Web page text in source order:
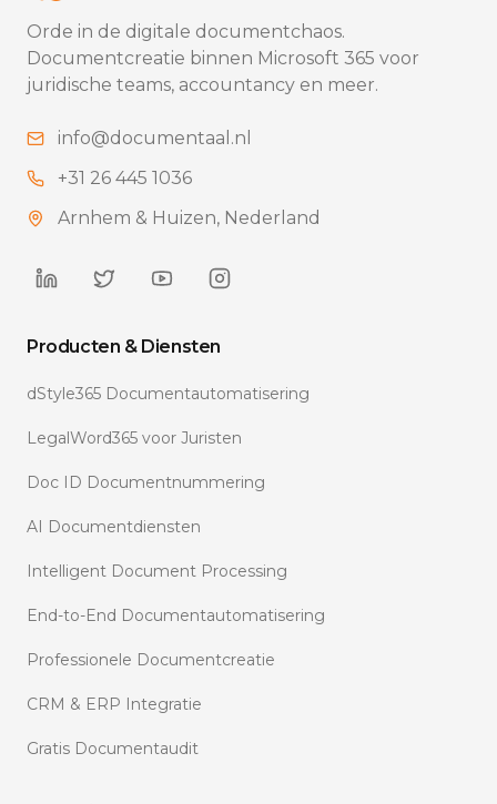
Orde in de digitale documentchaos.
Documentcreatie binnen Microsoft 365 voor
juridische teams, accountancy en meer.
info@documentaal.nl
+31 26 445 1036
Arnhem & Huizen, Nederland
Producten & Diensten
dStyle365 Documentautomatisering
LegalWord365 voor Juristen
Doc ID Documentnummering
AI Documentdiensten
Intelligent Document Processing
End-to-End Documentautomatisering
Professionele Documentcreatie
CRM & ERP Integratie
Gratis Documentaudit